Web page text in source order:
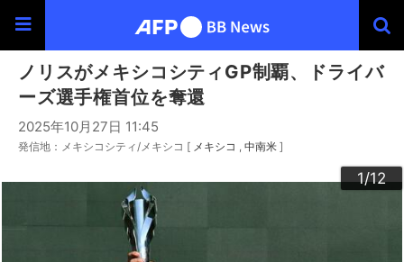
ノリスがメキシコシティGP制覇、ドライバ
ーズ選手権首位を奪還
2025年10月27日 11:45
発信地：メキシコシティ/メキシコ [ メキシコ 中南米 ]
1/12
2/12
3/12
4/12
5/12
6/12
7/12
8/12
9/12
10/12
11/12
12/12